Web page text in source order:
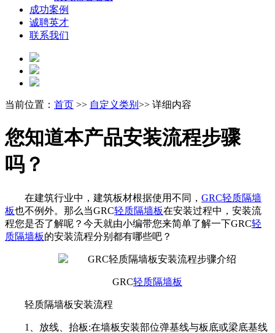
成功案例
诚聘英才
联系我们
当前位置： 首页 >> 自定义类别 >> 详细内容
您知道本产品安装流程步骤
吗？
在建筑行业中，建筑板材根据使用不同， GRC轻质隔墙
板也不例外。那么当GRC轻质隔墙板在安装过程中，安装流
程您是否了解呢？今天就由小编带您来简单了解一下GRC轻
质隔墙板的安装流程分别都有哪些吧？
GRC轻质隔墙板
轻质隔墙板安装流程
1、放线、抬板:在墙板安装部位弹基线与板底或梁底基线